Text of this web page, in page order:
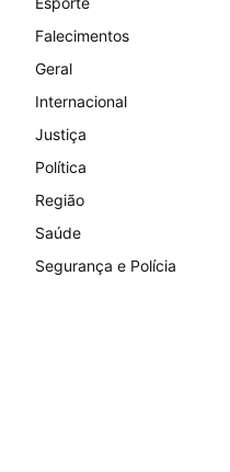
Falecimentos
Geral
Internacional
Justiça
Política
Região
Saúde
Segurança e Polícia